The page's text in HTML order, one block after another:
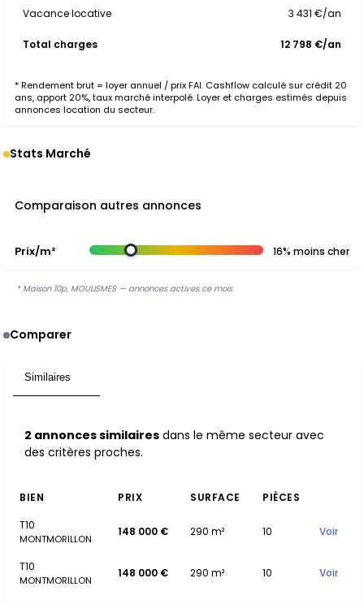
Vacance locative 3 431 €/an
Total charges 12 798 €/an
* Rendement brut = loyer annuel / prix FAI. Cashflow calculé sur crédit 20
ans, apport 20%, taux marché interpolé. Loyer et charges estimés depuis
annonces location du secteur.
Stats Marché
Comparaison autres annonces
Prix/m² 16% moins cher
* Maison 10p, MOULISMES — annonces actives ce mois
Comparer
Similaires
2 annonces similaires dans le même secteur avec
des critères proches.
BIEN PRIX SURFACE
PIÈCES
T10
MONTMORILLON
148 000 € 290 m² 10 Voir
T10
MONTMORILLON
148 000 € 290 m² 10 Voir